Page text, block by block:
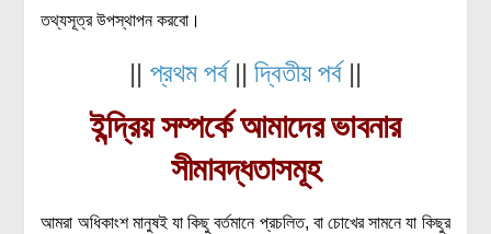
পদার্থবিজ্ঞান
প্রায়োগিক বিজ্ঞান
তথ্যসূত্র উপস্থাপন করবো।
|| প্রথম পর্ব||দ্বিতীয় পর্ব||
ইন্দ্রিয় সম্পর্কে আমাদের ভাবনার
সীমাবদ্ধতাসমূহ
আমরা অধিকাংশ মানুষই যা কিছু বর্তমানে প্রচলিত, বা চোখের সামনে যা কিছুর